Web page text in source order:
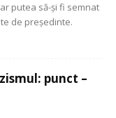
putea să-și fi semnat
de președinte.
punct –